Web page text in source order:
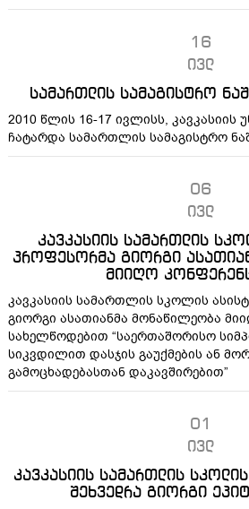
16
ივლ
სამართლის სამაგისტრო
2010 წლის 16-17 ივლისს, კავკასიის
ჩატარდა სამართლის სამაგისტრო
06
ივლ
კავკასიის სამართლის
პროფესორმა გიორგი
მიიღო
კავკასიის სამართლის სკოლის
გიორგი ასათიანმა მონაწილეობა
სახელწოდებით “საერთაშორისო
სიკვდილით დასჯის გაუქმების ან
გამოცხადებასთან დაკავშირებით”
01
ივლ
კავკასიის სამართლის
შეხვედრა გიორგი